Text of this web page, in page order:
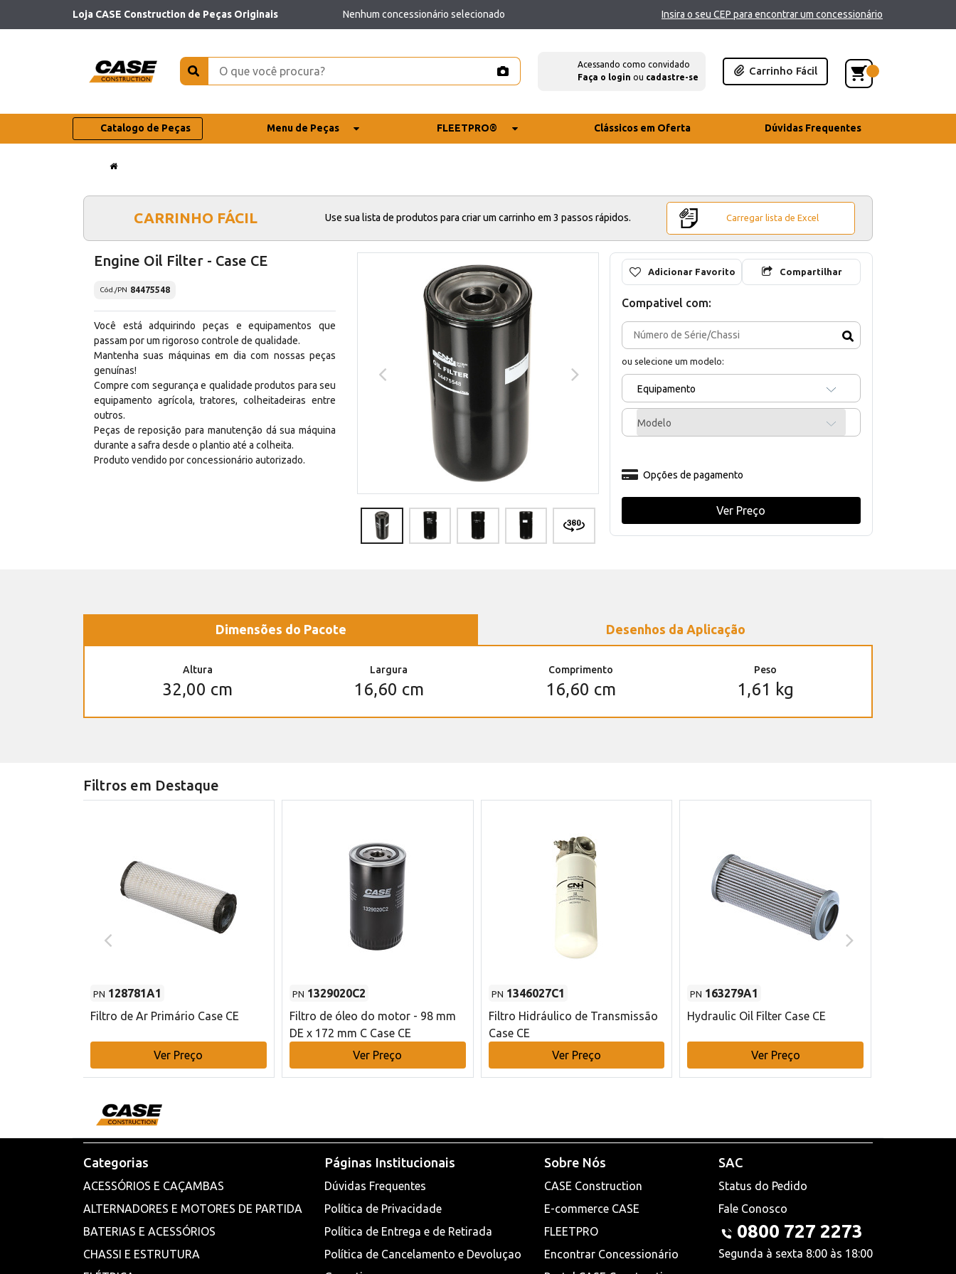
Loja CASE Construction de Peças Originais Nenhum concessionário selecionado Insira o seu CEP para encontrar um concessionário
Acessando como convidado
Faça o login ou cadastre-se
Carrinho Fácil
Catalogo de Peças Menu de Peças FLEETPRO® Clássicos em Oferta Dúvidas Frequentes
CARRINHO FÁCIL Use sua lista de produtos para criar um carrinho em 3 passos rápidos. Carregar lista de Excel
Engine Oil Filter - Case CE
Cód./PN 84475548
Você está adquirindo peças e equipamentos que
passam por um rigoroso controle de qualidade.
Mantenha suas máquinas em dia com nossas peças
genuínas!
Compre com segurança e qualidade produtos para seu
equipamento agrícola, tratores, colheitadeiras entre
outros.
Peças de reposição para manutenção dá sua máquina
durante a safra desde o plantio até a colheita.
Produto vendido por concessionário autorizado.
Adicionar Favorito Compartilhar
Compativel com:
ou selecione um modelo:
Equipamento
Modelo
Opções de pagamento
Ver Preço
Dimensões do Pacote Desenhos da Aplicação
Altura
32,00 cm
Largura
16,60 cm
Comprimento
16,60 cm
Peso
1,61 kg
Filtros em Destaque
PN 128781A1
Filtro de Ar Primário Case CE
Ver Preço
PN 1329020C2
Filtro de óleo do motor - 98 mm
DE x 172 mm C Case CE
Ver Preço
PN 1346027C1
Filtro Hidráulico de Transmissão
Case CE
Ver Preço
PN 163279A1
Hydraulic Oil Filter Case CE
Ver Preço
Categorias
ACESSÓRIOS E CAÇAMBAS
ALTERNADORES E MOTORES DE PARTIDA
BATERIAS E ACESSÓRIOS
CHASSI E ESTRUTURA
Páginas Institucionais
Dúvidas Frequentes
Política de Privacidade
Política de Entrega e de Retirada
Política de Cancelamento e Devoluçao
Sobre Nós
CASE Construction
E-commerce CASE
FLEETPRO
Encontrar Concessionário
SAC
Status do Pedido
Fale Conosco
0800 727 2273
Segunda à sexta 8:00 às 18:00